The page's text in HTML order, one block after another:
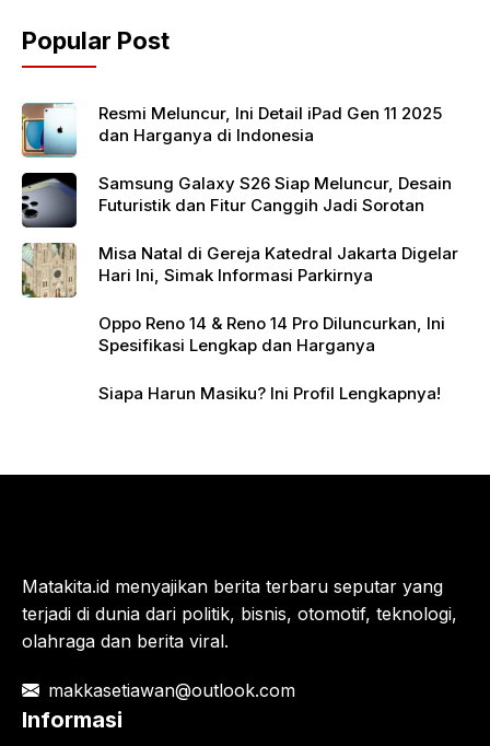
o
o
k
p
p
Popular Post
Resmi Meluncur, Ini Detail iPad Gen 11 2025
dan Harganya di Indonesia
Samsung Galaxy S26 Siap Meluncur, Desain
Futuristik dan Fitur Canggih Jadi Sorotan
Misa Natal di Gereja Katedral Jakarta Digelar
Hari Ini, Simak Informasi Parkirnya
Oppo Reno 14 & Reno 14 Pro Diluncurkan, Ini
Spesifikasi Lengkap dan Harganya
Siapa Harun Masiku? Ini Profil Lengkapnya!
Matakita.id menyajikan berita terbaru seputar yang
terjadi di dunia dari politik, bisnis, otomotif, teknologi,
olahraga dan berita viral.
makkasetiawan@outlook.com
Informasi